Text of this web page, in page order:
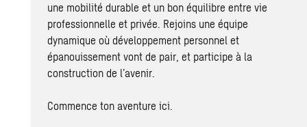
une mobilité durable et un bon équilibre entre vie
professionnelle et privée. Rejoins une équipe
dynamique où développement personnel et
épanouissement vont de pair, et participe à la
construction de l’avenir.
Commence ton aventure ici.